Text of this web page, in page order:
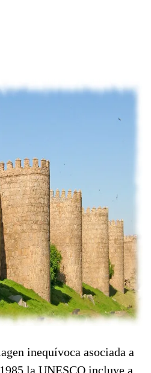
inequívoca asociada a
la UNESCO incluye a